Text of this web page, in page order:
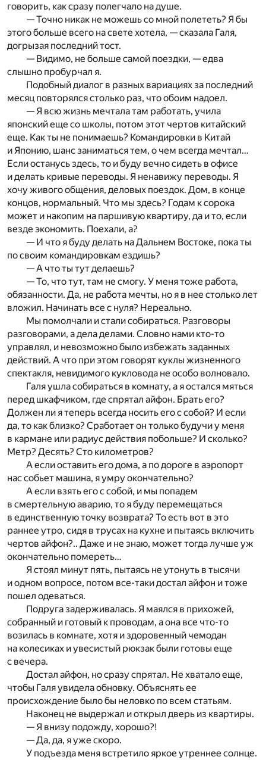
говорить, как сразу полегчало на душе.
— Точно никак не можешь со мной полететь? Я бы
этого больше всего на свете хотела, — сказала Галя,
догрызая последний тост.
— Видимо, не больше самой поездки, — едва
слышно пробурчал я.
Подобный диалог в разных вариациях за последний
месяц повторялся столько раз, что обоим надоел.
— Я всю жизнь мечтала там работать, учила
японский еще со школы, потом этот чертов китайский
еще. Как ты не понимаешь? Командировки в Китай
и Японию, шанс заниматься тем, о чем всегда мечтал…
Если останусь здесь, то и буду вечно сидеть в офисе
и делать кривые переводы. Я ненавижу переводы. Я
хочу живого общения, деловых поездок. Дом, в конце
концов, нормальный. Что мы здесь? Годам к сорока
может и накопим на паршивую квартиру, да и то, если
везде экономить. Поехали, а?
— И что я буду делать на Дальнем Востоке, пока ты
по своим командировкам ездишь?
— А что ты тут делаешь?
— То, что тут, там не смогу. У меня тоже работа,
обязанности. Да, не работа мечты, но я в нее столько лет
вложил. Начинать все с нуля? Нереально.
Мы помолчали и стали собираться. Разговоры
разговорами, а дела делами. Словно нами кто-то
управлял, и невозможно было избежать заданных
действий. А что при этом говорят куклы жизненного
спектакля, невидимого кукловода не особо волновало.
Галя ушла собираться в комнату, а я остался мяться
перед шкафчиком, где спрятал айфон. Брать его?
Должен ли я теперь всегда носить его с собой? И если
да, то как близко? Сработает он только будучи у меня
в кармане или радиус действия побольше? И сколько?
Метр? Десять? Сто километров?
А если оставить его дома, а по дороге в аэропорт
нас собьет машина, я умру окончательно?
А если взять его с собой, и мы попадем
в смертельную аварию, то я буду перемещаться
в единственную точку возврата? То есть вот в это
раннее утро, сидя в трусах на кухне и пытаясь включить
чертов айфон?.. Даже и не знаю, может тогда лучше уж
окончательно помереть…
Я стоял минут пять, пытаясь не утонуть в тысячи
и одном вопросе, потом все-таки достал айфон и тоже
пошел одеваться.
Подруга задерживалась. Я маялся в прихожей,
собранный и готовый к проводам, а она все что-то
возилась в комнате, хотя и здоровенный чемодан
на колесиках и увесистый рюкзак были готовы еще
с вечера.
Достал айфон, но сразу спрятал. Не хватало еще,
чтобы Галя увидела обновку. Объяснять ее
происхождение было бы неловко по всем статьям.
Наконец не выдержал и открыл дверь из квартиры.
— Я внизу подожду, хорошо?!
— Да, да, я уже скоро.
У подъезда меня встретило яркое утреннее солнце.